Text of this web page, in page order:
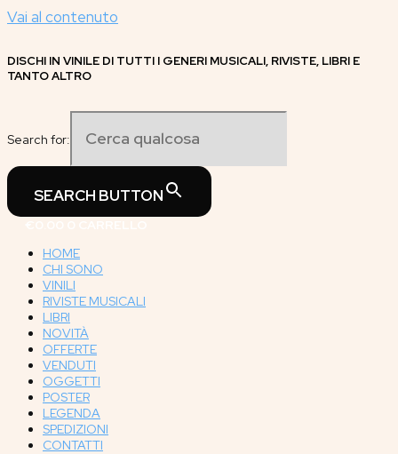
Vai al contenuto
DISCHI IN VINILE DI TUTTI I GENERI MUSICALI, RIVISTE, LIBRI E
TANTO ALTRO
Search for:
SEARCH BUTTON
HOME
CHI SONO
VINILI
RIVISTE MUSICALI
LIBRI
NOVITÀ
OFFERTE
VENDUTI
OGGETTI
POSTER
LEGENDA
SPEDIZIONI
CONTATTI